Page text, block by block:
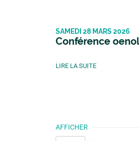
SAMEDI 28 MARS 2026
Conférence
LIRE LA SUITE
AFFICHER